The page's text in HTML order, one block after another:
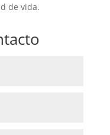
de vida.